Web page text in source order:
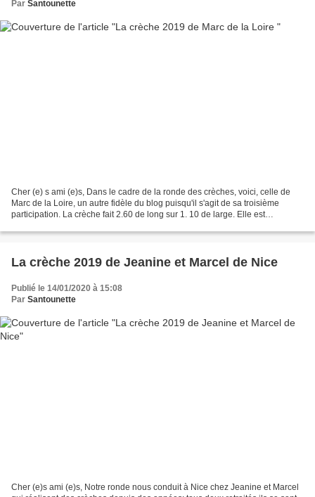
Par Santounette
Cher (e) s ami (e)s, Dans le cadre de la ronde des crèches, voici, celle de
Marc de la Loire, un autre fidèle du blog puisqu'il s'agit de sa troisième
participation. La crèche fait 2.60 de long sur 1. 10 de large. Elle est
La crèche 2019 de Jeanine et Marcel de Nice
Publié le 14/01/2020 à 15:08
Par Santounette
Cher (e)s ami (e)s, Notre ronde nous conduit à Nice chez Jeanine et Marcel